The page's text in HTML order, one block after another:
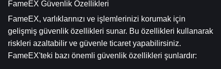
FameEX Güvenlik Özellikleri
FameEX, varlıklarınızı ve işlemlerinizi korumak için
gelişmiş güvenlik özellikleri sunar. Bu özellikleri kullanarak
riskleri azaltabilir ve güvenle ticaret yapabilirsiniz.
FameEX'teki bazı önemli güvenlik özellikleri şunlardır: